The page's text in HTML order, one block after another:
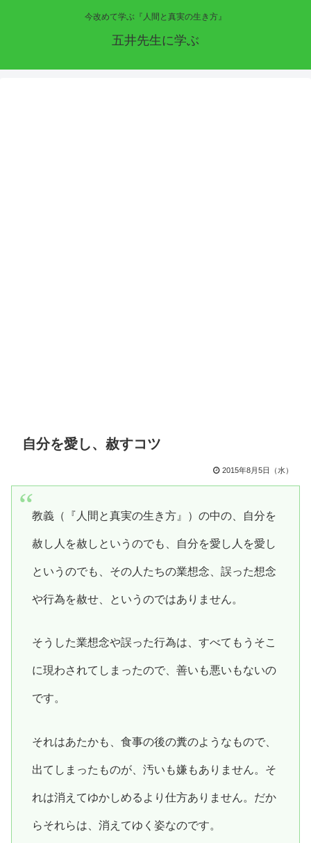
今改めて学ぶ『人間と真実の生き方』
五井先生に学ぶ
自分を愛し、赦すコツ
2015年8月5日（水）
教義（『人間と真実の生き方』）の中の、自分を
赦し人を赦しというのでも、自分を愛し人を愛し
というのでも、その人たちの業想念、誤った想念
や行為を赦せ、というのではありません。
そうした業想念や誤った行為は、すべてもうそこ
に現わされてしまったので、善いも悪いもないの
です。
それはあたかも、食事の後の糞のようなもので、
出てしまったものが、汚いも嫌もありません。そ
れは消えてゆかしめるより仕方ありません。だか
らそれらは、消えてゆく姿なのです。